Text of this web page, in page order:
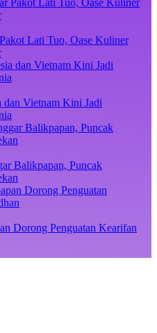
Lati Tuo, Oase Kuliner
dan Vietnam Kini Jadi
Balikpapan, Puncak
Dorong Penguatan Kearifan